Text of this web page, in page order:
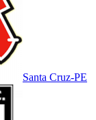
Santa Cruz-PE